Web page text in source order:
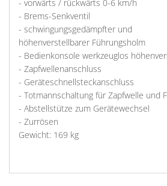
- vorwärts / rückwärts 0-6 km/h
- Brems-Senkventil
- schwingungsgedämpfter und
höhenverstellbarer Führungsholm
- Bedienkonsole werkzeuglos
- Zapfwellenanschluss
- Geräteschnellsteckanschluss
- Totmannschaltung für Zapfwelle und
- Abstellstütze zum Gerätewechsel
- Zurrösen
Gewicht: 169 kg